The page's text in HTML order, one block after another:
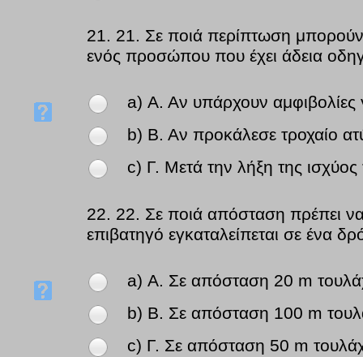
21. 21. Σε ποιά περίπτωση
ενός προσώπου που έχει άδεια
a) Α. Αν υπάρχουν αμφιβολίες
b) Β. Αν προκάλεσε τροχαίο
c) Γ. Μετά την λήξη της
22. 22. Σε ποιά απόσταση πρέπει να
επιβατηγό εγκαταλείπεται σε ένα
a) Α. Σε απόσταση 20 m
b) Β. Σε απόσταση 100 m
c) Γ. Σε απόσταση 50 m